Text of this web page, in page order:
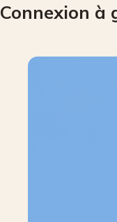
Connexion à